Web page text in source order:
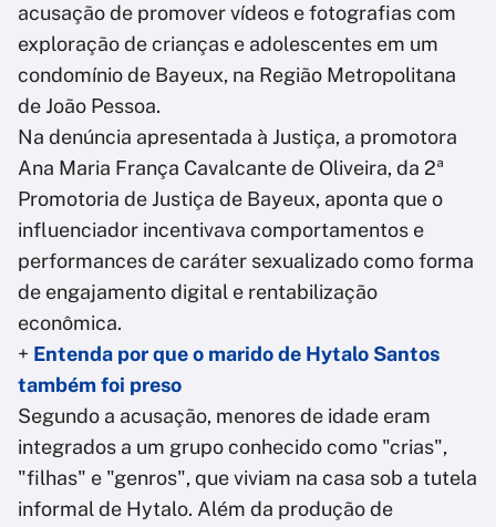
acusação de promover vídeos e fotografias com
exploração de crianças e adolescentes em um
condomínio de Bayeux, na Região Metropolitana
de João Pessoa.
Na denúncia apresentada à Justiça, a promotora
Ana Maria França Cavalcante de Oliveira, da 2ª
Promotoria de Justiça de Bayeux, aponta que o
influenciador incentivava comportamentos e
performances de caráter sexualizado como forma
de engajamento digital e rentabilização
econômica.
+ Entenda por que o marido de Hytalo Santos
também foi preso
Segundo a acusação, menores de idade eram
integrados a um grupo conhecido como "crias",
"filhas" e "genros", que viviam na casa sob a tutela
informal de Hytalo. Além da produção de